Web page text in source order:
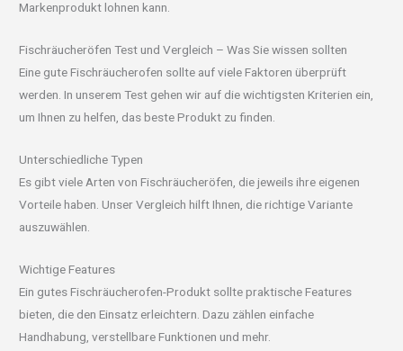
Markenprodukt lohnen kann.
Fischräucheröfen Test und Vergleich – Was Sie wissen sollten
Eine gute Fischräucherofen sollte auf viele Faktoren überprüft
werden. In unserem Test gehen wir auf die wichtigsten Kriterien ein,
um Ihnen zu helfen, das beste Produkt zu finden.
Unterschiedliche Typen
Es gibt viele Arten von Fischräucheröfen, die jeweils ihre eigenen
Vorteile haben. Unser Vergleich hilft Ihnen, die richtige Variante
auszuwählen.
Wichtige Features
Ein gutes Fischräucherofen-Produkt sollte praktische Features
bieten, die den Einsatz erleichtern. Dazu zählen einfache
Handhabung, verstellbare Funktionen und mehr.